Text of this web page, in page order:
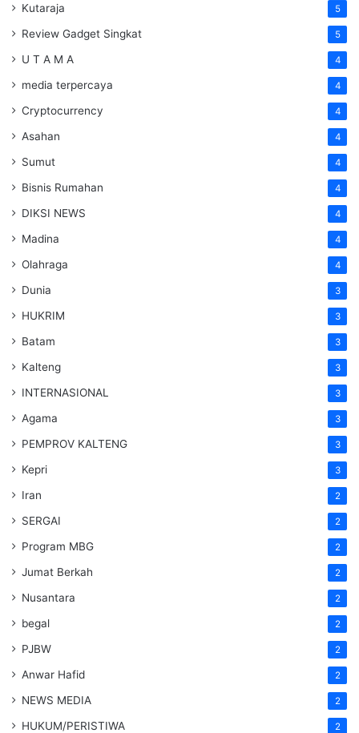
Kutaraja 5
Review Gadget Singkat 5
U T A M A 4
media terpercaya 4
Cryptocurrency 4
Asahan 4
Sumut 4
Bisnis Rumahan 4
DIKSI NEWS 4
Madina 4
Olahraga 4
Dunia 3
HUKRIM 3
Batam 3
Kalteng 3
INTERNASIONAL 3
Agama 3
PEMPROV KALTENG 3
Kepri 3
Iran 2
SERGAI 2
Program MBG 2
Jumat Berkah 2
Nusantara 2
begal 2
PJBW 2
Anwar Hafid 2
NEWS MEDIA 2
HUKUM/PERISTIWA 2